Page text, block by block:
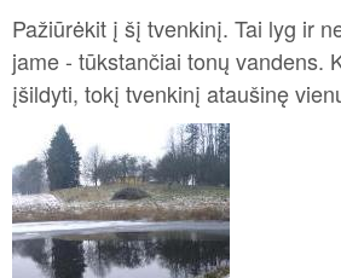
Pažiūrėkit į šį tvenkinį. Tai lyg ir
jame - tūkstančiai tonų vandens.
įšildyti, tokį tvenkinį ataušinę